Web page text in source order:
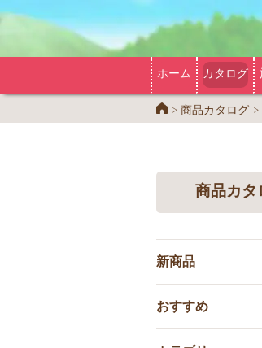
ホーム カタログ
Home商品カタログ
商品カタ
新商品
おすすめ